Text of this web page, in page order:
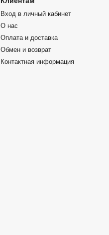
Вход в личный кабинет
О нас
Оплата и доставка
Обмен и возврат
Контактная информация